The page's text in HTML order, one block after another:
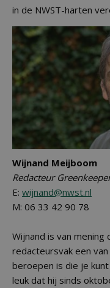
in de NWST-harten
Wijnand Meijboom
Redacteur
E: wijnand@nwst.nl
M: 06 33 42 90 78
Wijnand is van mening
redacteursvak een
beroepen is die je
leuk dat hij sinds